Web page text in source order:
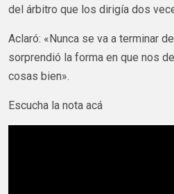
del árbitro que los dirigía dos
Aclaró: «Nunca se va a terminar
sorprendió la forma en que nos
cosas bien».
Escucha la nota acá